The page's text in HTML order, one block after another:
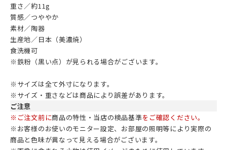
重さ／約11g
質感／つややか
素材／陶器
生産地／日本（美濃焼）
食洗機可
※鉄粉（黒い点）が見られる場合がございます。
※サイズは全て外寸になります。
※サイズ・重さなどは商品により誤差があります。
ご注意
※ご注文前に商品の特性・当店の検品基準をご確認ください。
※お客様のお使いのモニター設定、お部屋の照明等により実際の
商品と色味が異なって見える場合がございます。